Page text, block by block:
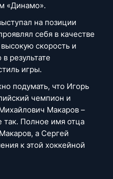
«Динамо».
на позиции
себя в качестве
скорость и
результате
игры.
подумать, что Игорь
чемпион и
Макаров –
так. Полное имя отца
а Сергей
к этой хоккейной